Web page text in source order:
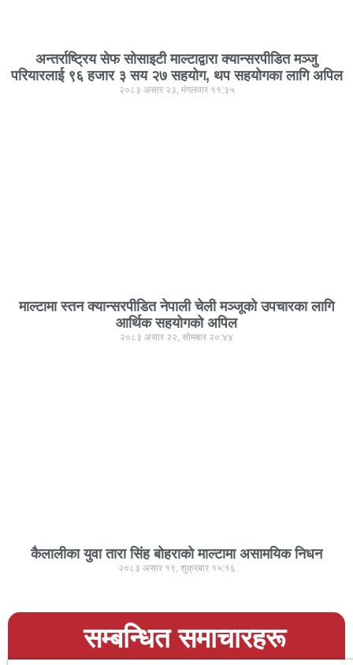
अन्तर्राष्ट्रिय सेफ सोसाइटी माल्टाद्वारा क्यान्सरपीडित मञ्जु
परियारलाई ९६ हजार ३ सय २७ सहयोग, थप सहयोगका लागि अपिल
२०८३ असार २३, मंगलवार ११:३५
माल्टामा स्तन क्यान्सरपीडित नेपाली चेली मञ्जूको उपचारका लागि
आर्थिक सहयोगको अपिल
२०८३ असार २२, सोमबार २०:४४
कैलालीका युवा तारा सिंह बोहराको माल्टामा असामयिक निधन
२०८३ असार १९, शुक्रबार १५:१६
सम्बन्धित समाचारहरू